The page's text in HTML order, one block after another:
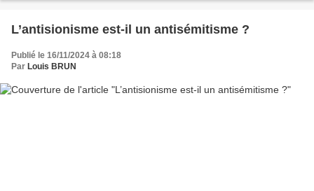
L’antisionisme est-il un antisémitisme ?
Publié le 16/11/2024 à 08:18
Par Louis BRUN